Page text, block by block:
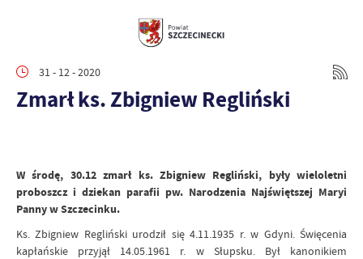
31 - 12 - 2020
Zmarł ks. Zbigniew Regliński
W środę, 30.12 zmarł ks. Zbigniew Regliński, były wieloletni
proboszcz i dziekan parafii pw. Narodzenia Najświętszej Maryi
Panny w Szczecinku.
Ks. Zbigniew Regliński urodził się 4.11.1935 r. w Gdyni. Święcenia
kapłańskie przyjął 14.05.1961 r. w Słupsku. Był kanonikiem